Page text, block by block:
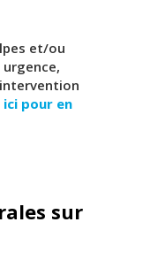
et/ou
ici pour en
sur